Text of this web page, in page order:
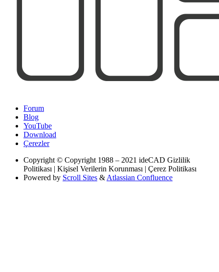
Forum
Blog
YouTube
Download
Çerezler
Copyright © Copyright 1988 – 2021 ideCAD Gizlilik
Politikası | Kişisel Verilerin Korunması | Çerez Politikası
Powered by Scroll Sites & Atlassian Confluence